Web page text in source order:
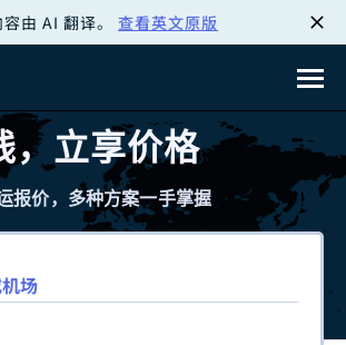
由 AI 翻译。 查看英文原版
，立享价格
报价，多种方案一手掌握